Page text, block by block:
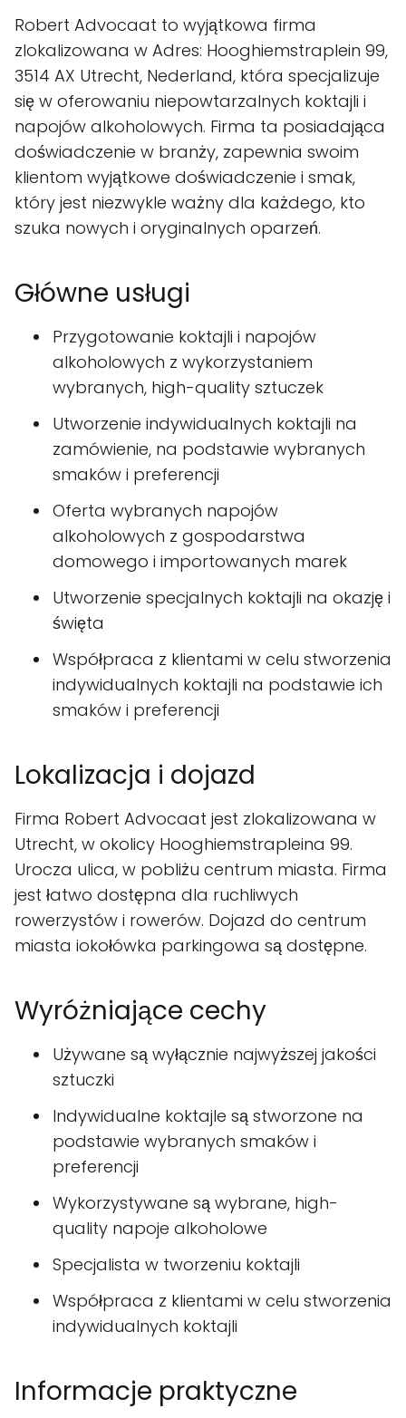
Robert Advocaat to wyjątkowa firma
zlokalizowana w Adres: Hooghiemstraplein 99,
3514 AX Utrecht, Nederland, która specjalizuje
się w oferowaniu niepowtarzalnych koktajli i
napojów alkoholowych. Firma ta posiadająca
doświadczenie w branży, zapewnia swoim
klientom wyjątkowe doświadczenie i smak,
który jest niezwykle ważny dla każdego, kto
szuka nowych i oryginalnych oparzeń.
Główne usługi
Przygotowanie koktajli i napojów
alkoholowych z wykorzystaniem
wybranych, high-quality sztuczek
Utworzenie indywidualnych koktajli na
zamówienie, na podstawie wybranych
smaków i preferencji
Oferta wybranych napojów
alkoholowych z gospodarstwa
domowego i importowanych marek
Utworzenie specjalnych koktajli na okazję i
święta
Współpraca z klientami w celu stworzenia
indywidualnych koktajli na podstawie ich
smaków i preferencji
Lokalizacja i dojazd
Firma Robert Advocaat jest zlokalizowana w
Utrecht, w okolicy Hooghiemstrapleina 99.
Urocza ulica, w pobliżu centrum miasta. Firma
jest łatwo dostępna dla ruchliwych
rowerzystów i rowerów. Dojazd do centrum
miasta iokołówka parkingowa są dostępne.
Wyróżniające cechy
Używane są wyłącznie najwyższej jakości
sztuczki
Indywidualne koktajle są stworzone na
podstawie wybranych smaków i
preferencji
Wykorzystywane są wybrane, high-
quality napoje alkoholowe
Specjalista w tworzeniu koktajli
Współpraca z klientami w celu stworzenia
indywidualnych koktajli
Informacje praktyczne